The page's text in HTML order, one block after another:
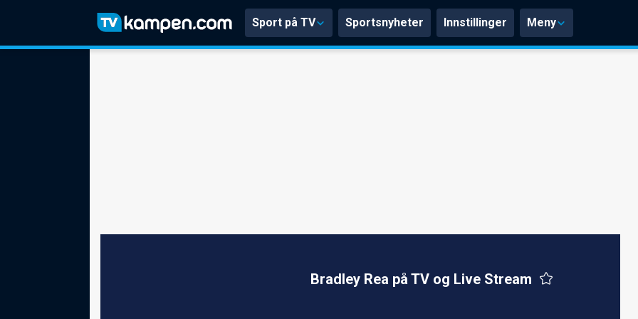
Sport på TV Sportsnyheter Innstillinger Meny
Bradley Rea på TV og Live Stream